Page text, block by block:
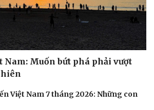
Nam: Muốn bứt phá phải vượt
Việt Nam 7 tháng 2026: Những con